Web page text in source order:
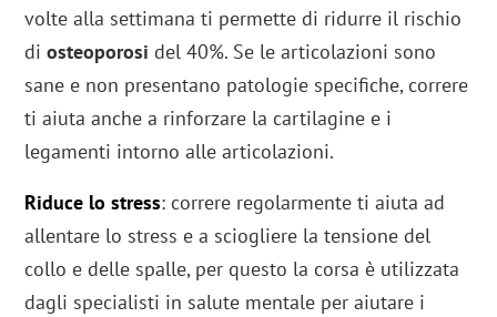
volte alla settimana ti permette di ridurre il rischio
diosteoporosi del 40%. Se le articolazioni sono
sane e non presentano patologie specifiche, correre
ti aiuta anche a rinforzare la cartilagine e i
legamenti intorno alle articolazioni.
Riduce lo stress: correre regolarmente ti aiuta ad
allentare lo stress e a sciogliere la tensione del
collo e delle spalle, per questo la corsa è utilizzata
dagli specialisti in salute mentale per aiutare i